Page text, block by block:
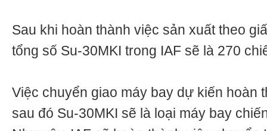
Sau khi hoàn thành việc sản xuất theo
tổng số Su-30MKI trong IAF sẽ là 270
Việc chuyển giao máy bay dự kiến hoàn
sau đó Su-30MKI sẽ là loại máy bay